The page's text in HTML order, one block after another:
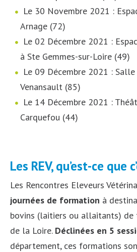
Le 30 Novembre 2021 :
Arnage (72)
Le 02 Décembre 2021 :
à Ste Gemmes-sur-Loire (49)
Le 09 Décembre 2021 : Salle
Venansault (85)
Le 14 Décembre 2021 :
Carquefou (44)
Les REV, qu’est-ce que
Les Rencontres Eleveurs
journées de formation à
bovins (laitiers ou allaitants) de
de la Loire. Déclinées en 5
département, ces formations